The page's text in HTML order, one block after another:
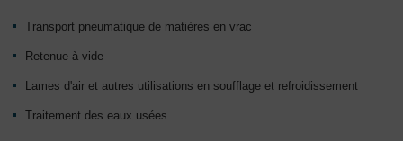
Transport pneumatique de matières en vrac
Retenue à vide
Lames d'air et autres utilisations en soufflage et refroidissement
Traitement des eaux usées